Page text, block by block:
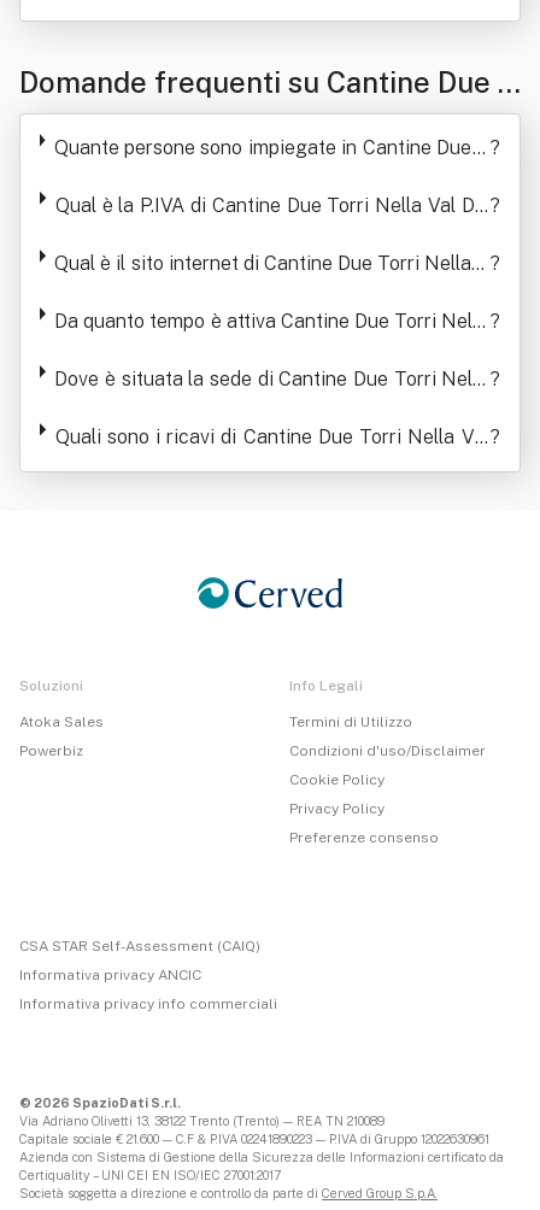
Domande frequenti su Cantine Due T
orri Nella Val D'enza Società Cooper
ativa Agricola
Quante persone sono impiegate in Cantine Due T
a
?
Qual è la P.IVA di Cantine Due Torri Nella Val D'e?
Qual è il sito internet di Cantine Due Torri Nella V ?
Da quanto tempo è attiva Cantine Due Torri Nella ?
Dove è situata la sede di Cantine Due Torri Nella ?
Quali sono i ricavi di Cantine Due Torri Nella Val
D'enza Società Cooperativa Agricola
?
Soluzioni
Atoka Sales
Powerbiz
Info Legali
Termini di Utilizzo
Condizioni d'uso/Disclaimer
Cookie Policy
Privacy Policy
Preferenze consenso
CSA STAR Self-Assessment (CAIQ)
Informativa privacy ANCIC
Informativa privacy info commerciali
© 2026 SpazioDati S.r.l.
Via Adriano Olivetti 13, 38122 Trento (Trento) — REA TN 210089
Capitale sociale € 21.600 — C.F & P.IVA 02241890223 — P.IVA di Gruppo 12022630961
Azienda con Sistema di Gestione della Sicurezza delle Informazioni certificato da
Certiquality – UNI CEI EN ISO/IEC 27001:2017
Società soggetta a direzione e controllo da parte di Cerved Group S.p.A.